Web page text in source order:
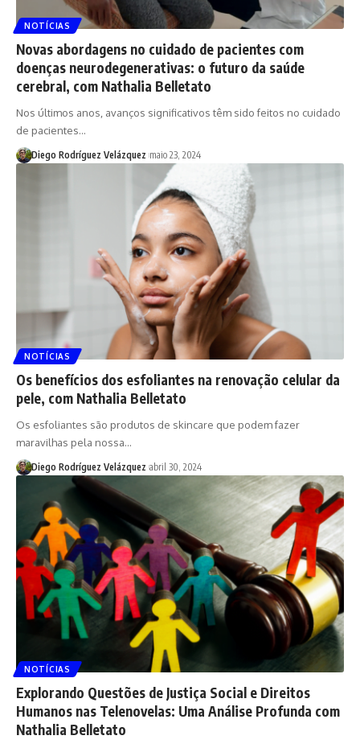
NOTÍCIAS
Novas abordagens no cuidado de pacientes com
doenças neurodegenerativas: o futuro da saúde
cerebral, com Nathalia Belletato
Nos últimos anos, avanços significativos têm sido feitos no cuidado
de pacientes…
Diego Rodríguez Velázquez maio 23, 2024
NOTÍCIAS
Os benefícios dos esfoliantes na renovação celular da
pele, com Nathalia Belletato
Os esfoliantes são produtos de skincare que podem fazer
maravilhas pela nossa…
Diego Rodríguez Velázquez abril 30, 2024
NOTÍCIAS
Explorando Questões de Justiça Social e Direitos
Humanos nas Telenovelas: Uma Análise Profunda com
Nathalia Belletato